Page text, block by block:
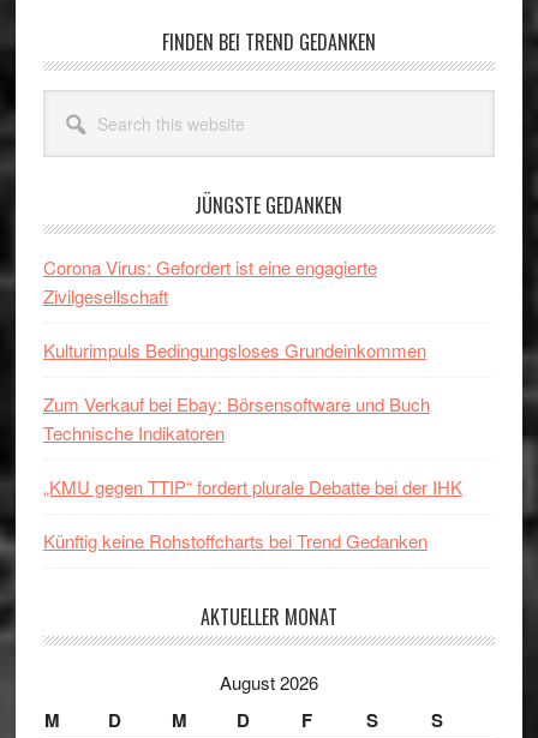
Sidebar
FINDEN BEI TREND GEDANKEN
this
website
JÜNGSTE GEDANKEN
Corona Virus: Gefordert ist eine engagierte
Zivilgesellschaft
Kulturimpuls Bedingungsloses Grundeinkommen
Zum Verkauf bei Ebay: Börsensoftware und Buch
Technische Indikatoren
„KMU gegen TTIP“ fordert plurale Debatte bei der IHK
Künftig keine Rohstoffcharts bei Trend Gedanken
AKTUELLER MONAT
August 2026
M D M D F S S